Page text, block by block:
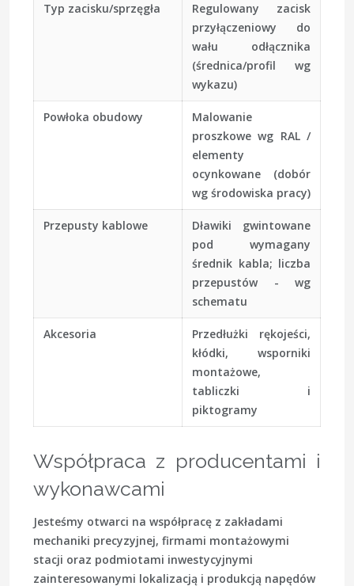
Typ zacisku/sprzęgła
Regulowany zacisk
przyłączeniowy do
wału odłącznika
(średnica/profil wg
wykazu)
Powłoka obudowy
Malowanie
proszkowe wg RAL /
elementy
ocynkowane (dobór
wg środowiska pracy)
Przepusty kablowe
Dławiki gwintowane
pod wymagany
średnik kabla; liczba
przepustów - wg
schematu
Akcesoria
Przedłużki rękojeści,
kłódki, wsporniki
montażowe,
tabliczki i
piktogramy
Współpraca z producentami i
wykonawcami
Jesteśmy otwarci na współpracę z zakładami
mechaniki precyzyjnej, firmami montażowymi
stacji oraz podmiotami inwestycyjnymi
zainteresowanymi lokalizacją i produkcją napędów